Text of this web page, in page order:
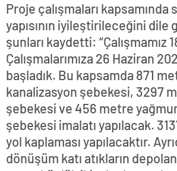
Proje çalışmaları kapsamında
yapısının iyileştirileceğini dile
şunları kaydetti: “Çalışmamız
Çalışmalarımıza 26 Haziran
başladık. Bu kapsamda 871
kanalizasyon şebekesi, 3297
şebekesi ve 456 metre
şebekesi imalatı yapılacak.
yol kaplaması yapılacaktır.
dönüşüm katı atıkların